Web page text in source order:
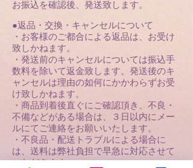
お振込を確認後、発送致します。
●返品・交換・キャンセルについて
・お客様のご都合による返品は、お受け
致しかねます。
・発送前のキャンセルについては振込手
数料を除いて返金致します。発送後のキ
ャンセルは理由の如何にかかわらずお受
け致しかねます。
・商品到着後直ぐにご確認頂き、不良・
不備などがある場合は、３日以内にメー
ルにてご連絡をお願いいたします。
・不良品・配送トラブルによる場合に
は、送料は弊社負担で早急に対応させて
いただきます。